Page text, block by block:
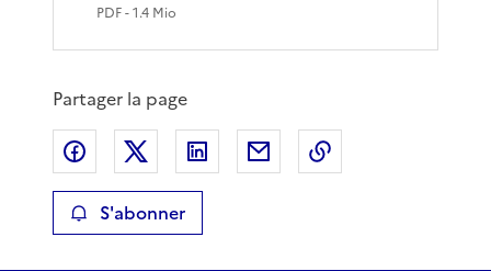
PDF- 1.4 Mio
Partager la page
Partager sur Facebook
Partager sur XPartager sur LinkedIn
Partager par email
S'abonner